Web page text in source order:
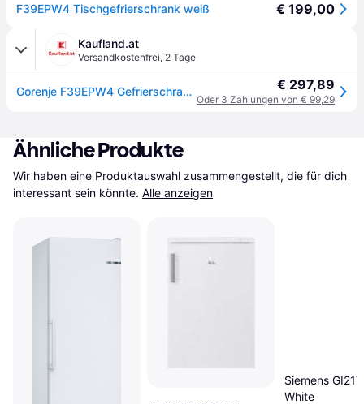
F39EPW4 Tischgefrierschrank weiß € 199,00
Kaufland.at
Versandkostenfrei, 2 Tage
Gorenje F39EPW4 Gefrierschrank 61Liter, 84cm Höhe, weiß € 297,89
Oder 3 Zahlungen von € 99,29
Ähnliche Produkte
Wir haben eine Produktauswahl zusammengestellt, die für dich
interessant sein könnte. Alle anzeigen
Siemens
White